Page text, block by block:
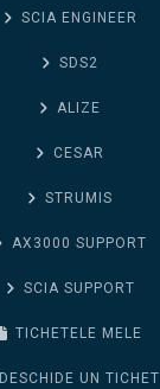
SCIA ENGINEER
SDS2
ALIZE
CESAR
STRUMIS
AX3000 SUPPORT
SCIA SUPPORT
TICHETELE MELE
DESCHIDE UN TICHET